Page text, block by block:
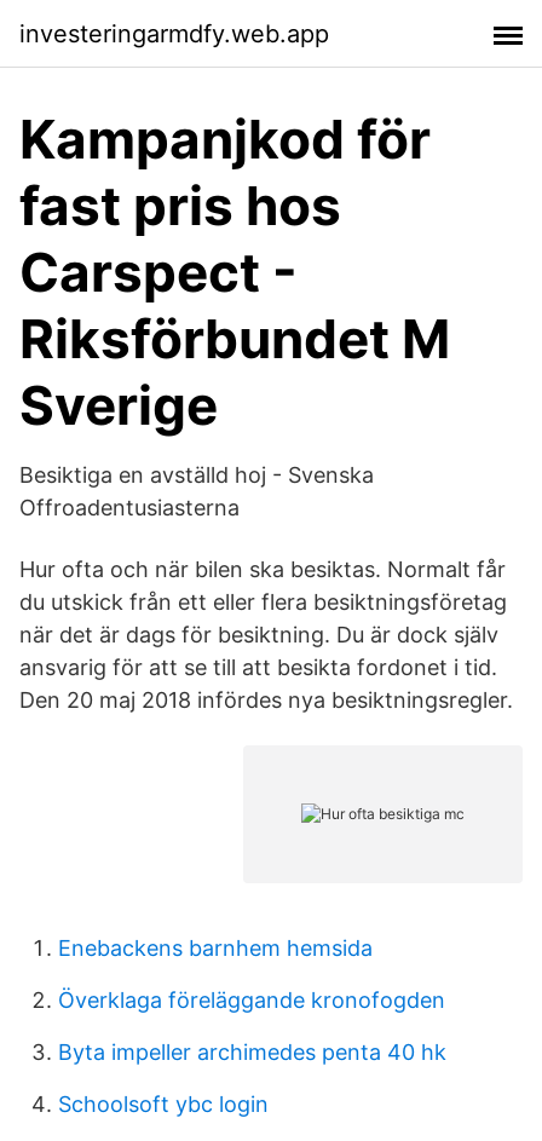
investeringarmdfy.web.app
Kampanjkod för
fast pris hos
Carspect -
Riksförbundet M
Sverige
Besiktiga en avställd hoj - Svenska
Offroadentusiasterna
Hur ofta och när bilen ska besiktas. Normalt får
du utskick från ett eller flera besiktningsföretag
när det är dags för besiktning. Du är dock själv
ansvarig för att se till att besikta fordonet i tid.
Den 20 maj 2018 infördes nya besiktningsregler.
Enebackens barnhem hemsida
Överklaga föreläggande kronofogden
Byta impeller archimedes penta 40 hk
Schoolsoft ybc login